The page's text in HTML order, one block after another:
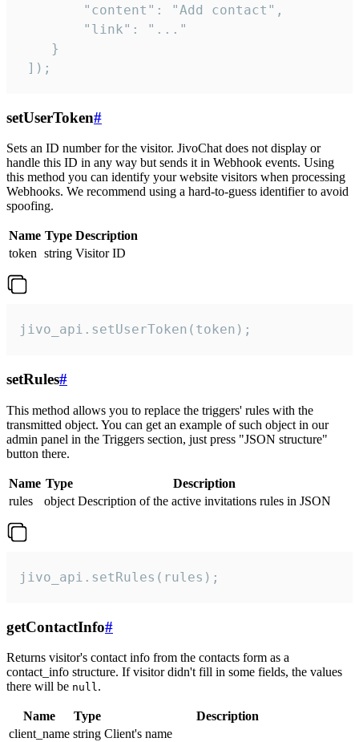
        "content": "Add contact",
        "link": "..."
    }
]);
setUserToken#
Sets an ID number for the visitor. JivoChat does not display or
handle this ID in any way but sends it in Webhook events. Using
this method you can identify your website visitors when processing
Webhooks. We recommend using a hard-to-guess identifier to avoid
spoofing.
Name Type Description
token string Visitor ID
jivo_api.setUserToken(token);
setRules#
This method allows you to replace the triggers' rules with the
transmitted object. You can get an example of such object in our
admin panel in the Triggers section, just press "JSON structure"
button there.
Name Type
Description
rules
object Description of the active invitations rules in JSON
jivo_api.setRules(rules);
getContactInfo#
Returns visitor's contact info from the contacts form as a
contact_info structure. If visitor didn't fill in some fields, the values
there will be null.
Name Type
Description
client_name string Client's name